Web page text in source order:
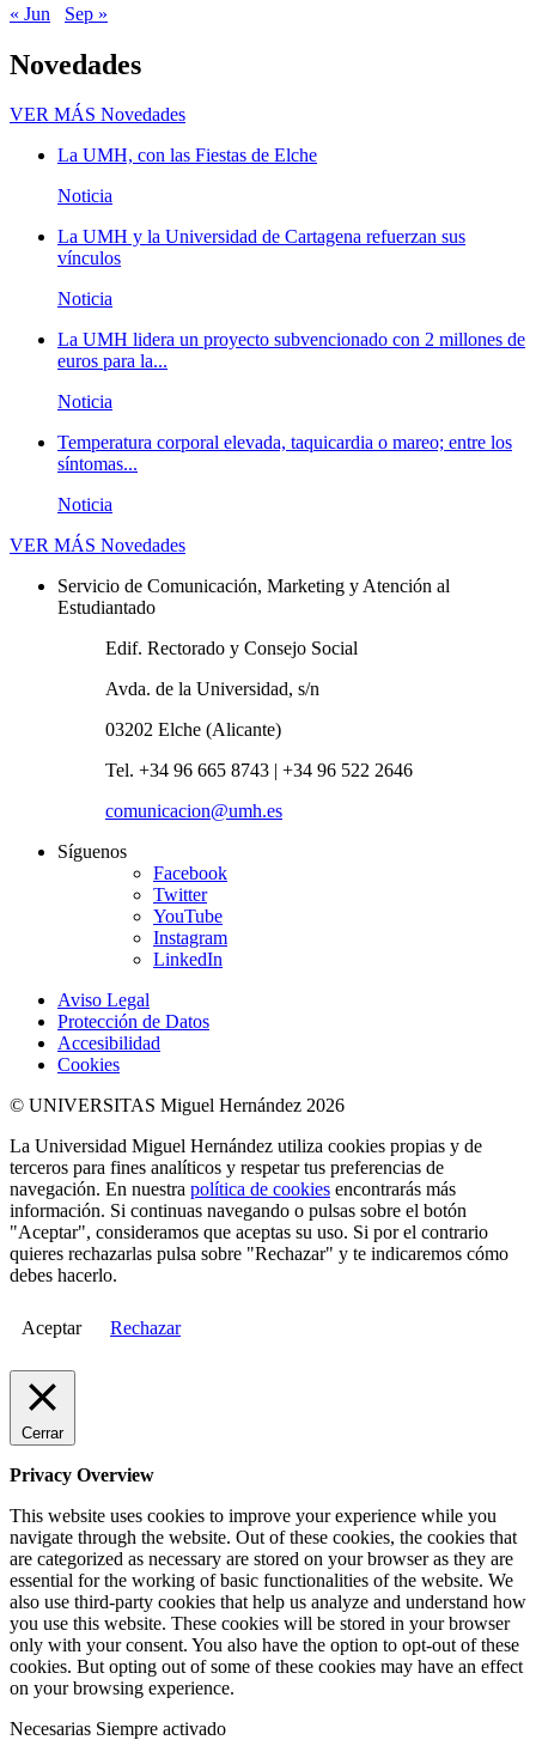
« Jun
Sep »
Novedades
VER MÁS Novedades
La UMH, con las Fiestas de Elche
Noticia
La UMH y la Universidad de Cartagena refuerzan sus
vínculos
Noticia
La UMH lidera un proyecto subvencionado con 2 millones de
euros para la...
Noticia
Temperatura corporal elevada, taquicardia o mareo; entre los
síntomas...
Noticia
VER MÁS Novedades
Servicio de Comunicación, Marketing y Atención al
Estudiantado
Edif. Rectorado y Consejo Social
Avda. de la Universidad, s/n
03202 Elche (Alicante)
Tel. +34 96 665 8743 | +34 96 522 2646
comunicacion@umh.es
Síguenos
Facebook
Twitter
YouTube
Instagram
LinkedIn
Aviso Legal
Protección de Datos
Accesibilidad
Cookies
© UNIVERSITAS Miguel Hernández 2026
La Universidad Miguel Hernández utiliza cookies propias y de
terceros para fines analíticos y respetar tus preferencias de
navegación. En nuestra política de cookies encontrarás más
información. Si continuas navegando o pulsas sobre el botón
"Aceptar", consideramos que aceptas su uso. Si por el contrario
quieres rechazarlas pulsa sobre "Rechazar" y te indicaremos cómo
debes hacerlo.
Aceptar Rechazar
Cerrar
Privacy Overview
This website uses cookies to improve your experience while you
navigate through the website. Out of these cookies, the cookies that
are categorized as necessary are stored on your browser as they are
essential for the working of basic functionalities of the website. We
also use third-party cookies that help us analyze and understand how
you use this website. These cookies will be stored in your browser
only with your consent. You also have the option to opt-out of these
cookies. But opting out of some of these cookies may have an effect
on your browsing experience.
Necesarias Siempre activado